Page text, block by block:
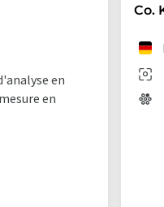
en
en
Co.